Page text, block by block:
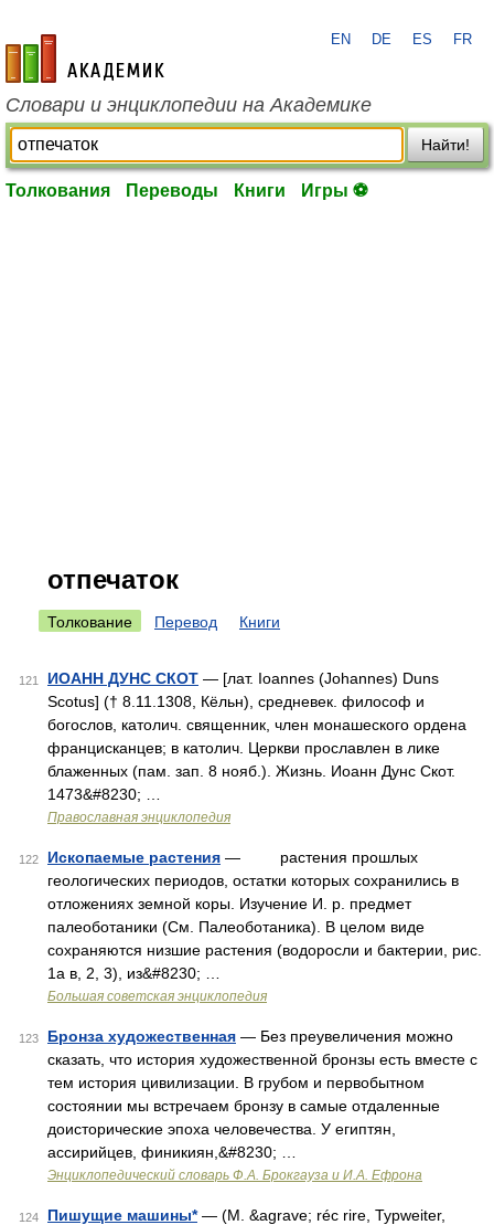
academic.ru
EN DE ES FR
Словари и энциклопедии на Академике
Найти!
Толкования Переводы Книги Игры ⚽
отпечаток
Толкование Перевод Книги
121 ИОАНН ДУНС СКОТ — [лат. Ioannes (Johannes) Duns
Scotus] († 8.11.1308, Кёльн), средневек. философ и
богослов, католич. священник, член монашеского ордена
францисканцев; в католич. Церкви прославлен в лике
блаженных (пам. зап. 8 нояб.). Жизнь. Иоанн Дунс Скот.
1473&#8230; …
Православная энциклопедия
122 Ископаемые растения — растения прошлых
геологических периодов, остатки которых сохранились в
отложениях земной коры. Изучение И. р. предмет
палеоботаники (См. Палеоботаника). В целом виде
сохраняются низшие растения (водоросли и бактерии, рис.
1а в, 2, 3), из&#8230; …
Большая советская энциклопедия
123 Бронза художественная — Без преувеличения можно
сказать, что история художественной бронзы есть вместе с
тем история цивилизации. В грубом и первобытном
состоянии мы встречаем бронзу в самые отдаленные
доисторические эпоха человечества. У египтян,
ассирийцев, финикиян,&#8230; …
Энциклопедический словарь Ф.А. Брокгауза и И.А. Ефрона
124 Пишущие машины*— (M. &agrave; réc rire, Typweiter,